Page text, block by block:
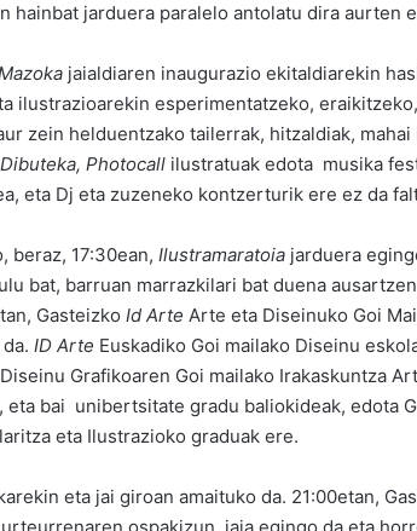
hainbat jarduera paralelo antolatu dira aurten
jaialdiaren inaugurazio ekitaldiarekin
ilustrazioarekin esperimentatzeko,
zein helduentzako tailerrak, hitzaldiak,
Photocall ilustratuak edota musika
eta Dj eta zuzeneko kontzerturik ere ez da
beraz, 17:30ean, Ilustramaratoia jarduera
bat, barruan marrazkilari bat duena
Gasteizko Id Arte Arte eta Diseinuko Goi
ID Arte Euskadiko Goi mailako Diseinu
Grafikoaren Goi mailako Irakaskuntza
bai unibertsitate gradu baliokideak, edota
eta Ilustrazioko graduak ere.
eta jai giroan amaituko da. 21:00etan,